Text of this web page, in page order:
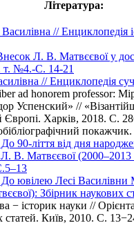
Література:
// Енциклопедія
Л. В. Матвєєвої у
т. №4.-С. 14-21
// Енциклопедія
ad honorem professor:
Успенский» //
Європі. Харків, 2018. С.
90-ліття від дня
В. Матвєєвої (2000–2013
Лесі Василівни
Збірник наукових
історик науки //
статей. Київ, 2010. С.